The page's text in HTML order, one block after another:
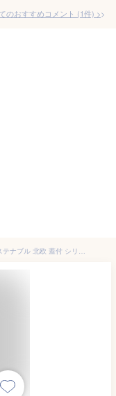
のおすすめコメント (1件) >
BOX訳あり ecoffee cup エコーヒーカップ サステナブル 北欧 蓋付 シリコン タンブラー 持ち運び 400ml ヴァン・ゴッホシリーズ イエロー ブルー グリーン 花 お茶 かわいい おしゃれ ナチュラル 絵画 誕生日 喜ばれる ちょっとした プレゼント 女性 女友達 ギフト